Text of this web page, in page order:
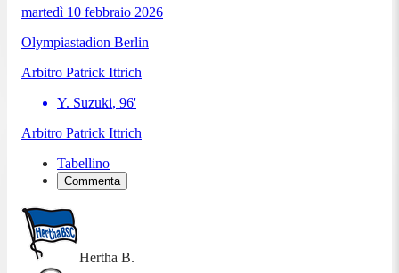
martedì 10 febbraio 2026
Olympiastadion Berlin
Arbitro Patrick Ittrich
Y. Suzuki, 96'
Arbitro Patrick Ittrich
Tabellino
Commenta
Hertha B.